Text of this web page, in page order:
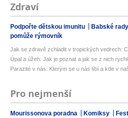
Zdraví
Podpořte dětskou imunitu Babské
pomůže rýmovník
Jak se zdravě zchladit v tropických vedrech:
Úpal a úžeh: Jak je poznat a jak se z nich
Parazité v nás: Kterým se u nás líbí a kde v
Pro nejmenší
Mourissonova poradna Komiksy